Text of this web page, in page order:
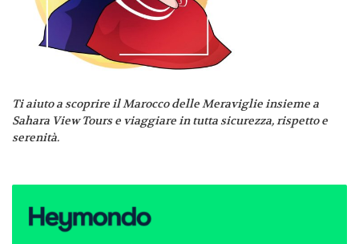
Ti aiuto a scoprire il Marocco delle Meraviglie insieme a
Sahara View Tours e viaggiare in tutta sicurezza, rispetto e
serenità.